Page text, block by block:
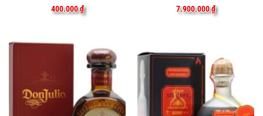
400.000₫
7.900.000₫